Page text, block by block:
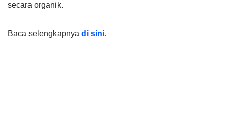
secara organik.
Baca selengkapnya di sini.